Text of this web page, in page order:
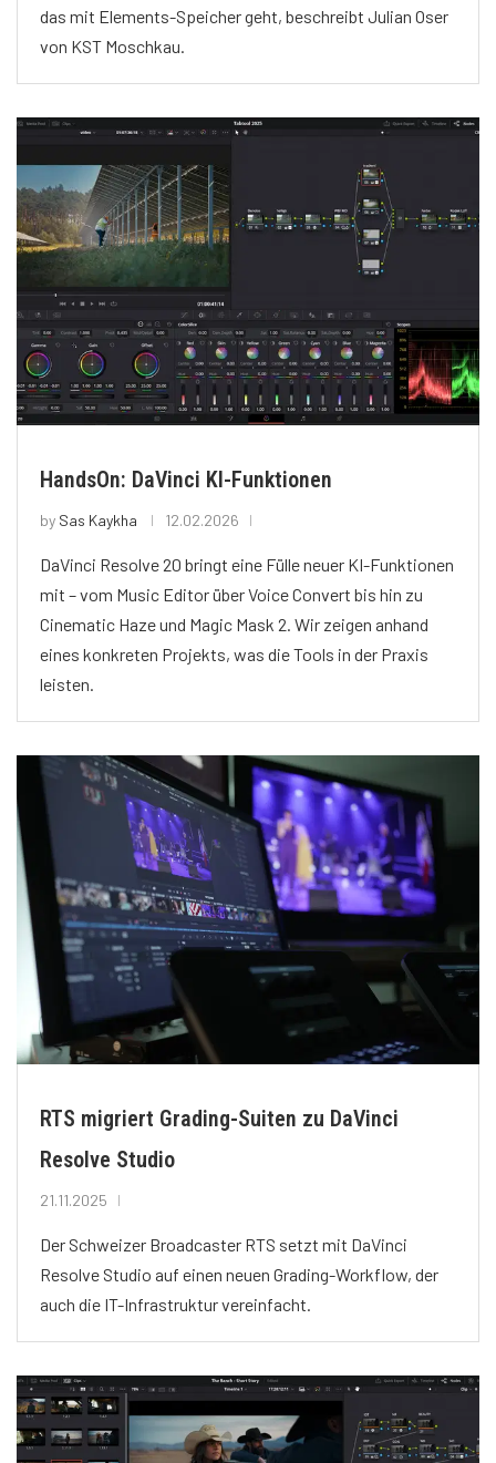
das mit Elements-Speicher geht, beschreibt Julian Oser
von KST Moschkau.
HandsOn: DaVinci KI-Funktionen
by Sas Kaykha 12.02.2026
DaVinci Resolve 20 bringt eine Fülle neuer KI-Funktionen
mit – vom Music Editor über Voice Convert bis hin zu
Cinematic Haze und Magic Mask 2. Wir zeigen anhand
eines konkreten Projekts, was die Tools in der Praxis
leisten.
RTS migriert Grading-Suiten zu DaVinci
Resolve Studio
21.11.2025
Der Schweizer Broadcaster RTS setzt mit DaVinci
Resolve Studio auf einen neuen Grading-Workflow, der
auch die IT-Infrastruktur vereinfacht.